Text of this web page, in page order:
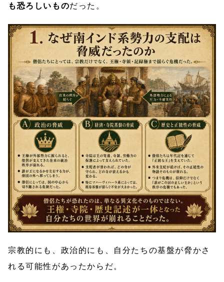
も恐ろしいものだった。
宗教的にも、政治的にも、自分たちの基盤が脅かさ
れる可能性があったからだ。